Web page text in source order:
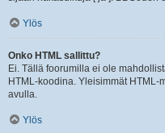
Ylös
Onko HTML sallittu?
Ei. Tällä foorumilla ei ole
HTML-koodina. Yleisimmät
avulla.
Ylös